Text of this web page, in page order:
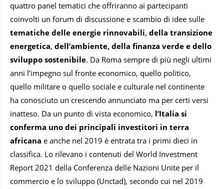
quattro panel tematici che offriranno ai partecipanti
coinvolti un forum di discussione e scambio di idee sulle
tematiche delle energie rinnovabili, della transizione
energetica, dell’ambiente, della finanza verde e dello
sviluppo sostenibile. Da Roma sempre di più negli ultimi
anni l’impegno sul fronte economico, quello politico,
quello militare o quello sociale e culturale nel continente
ha conosciuto un crescendo annunciato ma per certi versi
inatteso. Da un punto di vista economico, l’Italia si
conferma uno dei principali investitori in terra
africana e anche nel 2019 è entrata tra i primi dieci in
classifica. Lo rilevano i contenuti del World Investment
Report 2021 della Conferenza delle Nazioni Unite per il
commercio e lo sviluppo (Unctad), secondo cui nel 2019